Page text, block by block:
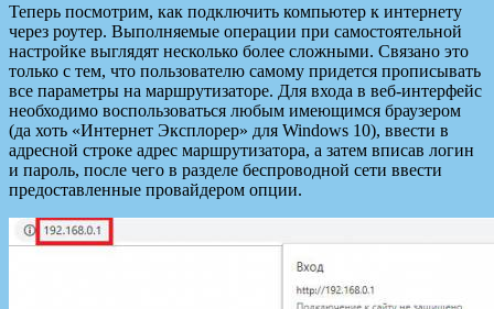
Теперь посмотрим, как подключить компьютер к интернету
через роутер. Выполняемые операции при самостоятельной
настройке выглядят несколько более сложными. Связано это
только с тем, что пользователю самому придется прописывать
все параметры на маршрутизаторе. Для входа в веб-интерфейс
необходимо воспользоваться любым имеющимся браузером
(да хоть «Интернет Эксплорер» для Windows 10), ввести в
адресной строке адрес маршрутизатора, а затем вписав логин
и пароль, после чего в разделе беспроводной сети ввести
предоставленные провайдером опции.